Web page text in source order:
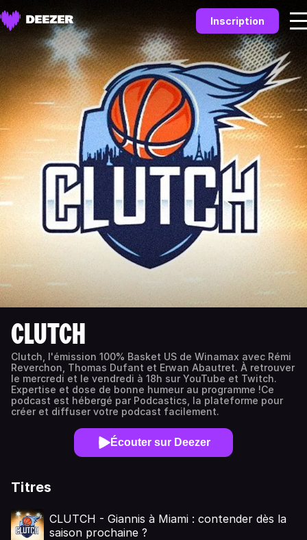
Inscription
CLUTCH
Clutch, l'émission 100% Basket US de Winamax avec Rémi
Reverchon, Thomas Dufant et Erwan Abautret. À retrouver
le mercredi et le vendredi à 18h sur YouTube et Twitch.
Expertise et dose de bonne humeur au programme !Ce
podcast est hébergé par Podcastics, la plateforme pour
créer et diffuser votre podcast facilement.
Écouter sur Deezer
Titres
CLUTCH - Giannis à Miami : contender dès la
saison prochaine ?